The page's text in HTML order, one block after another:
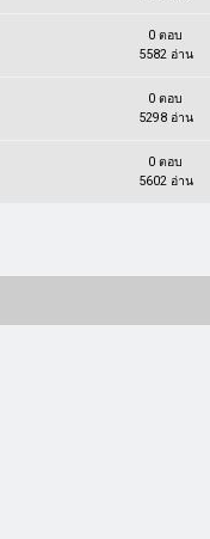
0 ตอบ
5582 อ่าน
0 ตอบ
5298 อ่าน
0 ตอบ
5602 อ่าน